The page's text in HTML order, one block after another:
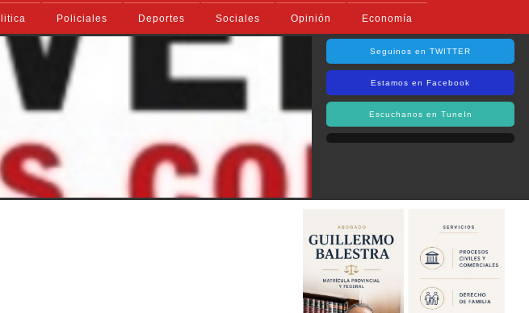
Policiales Deportes Sociales Opinión Economía
Seguinos en TWITTER
Estamos en Facebook
Escuchanos en TuneIn